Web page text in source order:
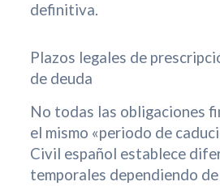
definitiva.
Plazos legales de
de deuda
No todas las obligaciones
el mismo «periodo de
Civil español establece
temporales dependiendo de